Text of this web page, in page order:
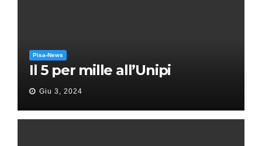
Pisa-News
Il 5 per mille all’Unipi
Giu 3, 2024